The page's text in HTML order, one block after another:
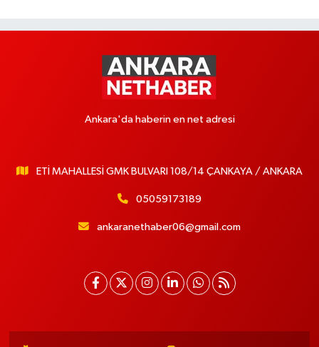
Ankara'da haberin en net adresi
ETİ MAHALLESİ GMK BULVARI 108/14 ÇANKAYA / ANKARA
05059173189
ankaranethaber06@gmail.com